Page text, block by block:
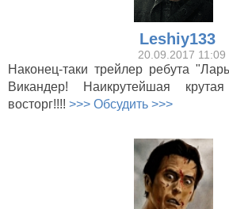
Leshiy133
20.09.2017 11:09
Наконец-таки трейлер ребута
Викандер! Наикрутейшая
восторг!!!! >>> Обсудить >>>